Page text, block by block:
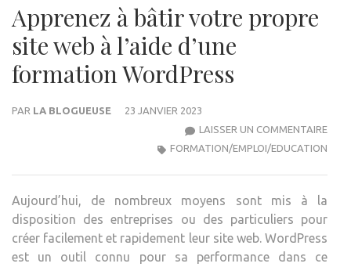
Apprenez à bâtir votre propre
site web à l’aide d’une
formation WordPress
PAR LA BLOGUEUSE
23 JANVIER 2023
LAISSER UN COMMENTAIRE
SITE
À
FORMATION/EMPLOI/EDUCATION
Aujourd’hui, de nombreux moyens sont mis à la
disposition des entreprises ou des particuliers pour
créer facilement et rapidement leur site web. WordPress
est un outil connu pour sa performance dans ce